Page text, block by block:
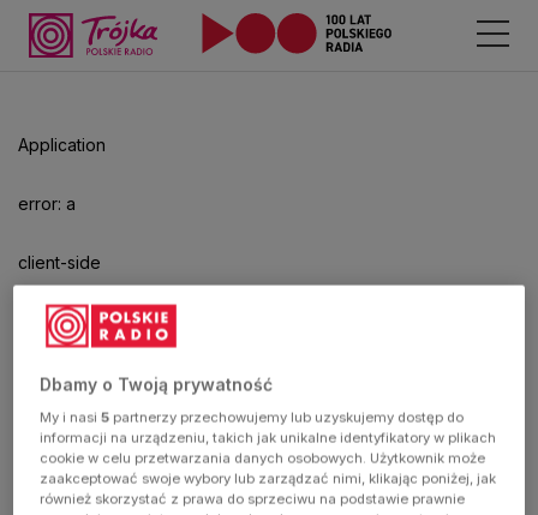
Application
error: a
client-side
exception
has
occurred
(see the
aby
odtwarzać.
Dbamy o Twoją prywatność
My i nasi5 partnerzy przechowujemy lub uzyskujemy dostęp do
informacji na urządzeniu, takich jak unikalne identyfikatory w plikach
cookie w celu przetwarzania danych osobowych. Użytkownik może
zaakceptować swoje wybory lub zarządzać nimi, klikając poniżej, jak
również skorzystać z prawa do sprzeciwu na podstawie prawnie